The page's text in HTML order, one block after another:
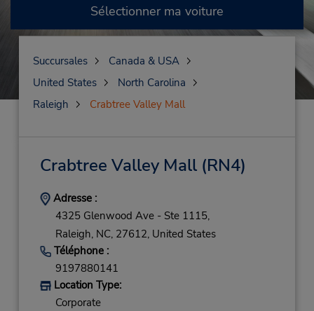
Sélectionner ma voiture
Succursales
Canada & USA
United States
North Carolina
Raleigh
Crabtree Valley Mall
Crabtree Valley Mall(RN4)
Adresse :
4325 Glenwood Ave - Ste 1115,
Raleigh, NC, 27612, United States
Téléphone :
9197880141
Location Type:
Corporate